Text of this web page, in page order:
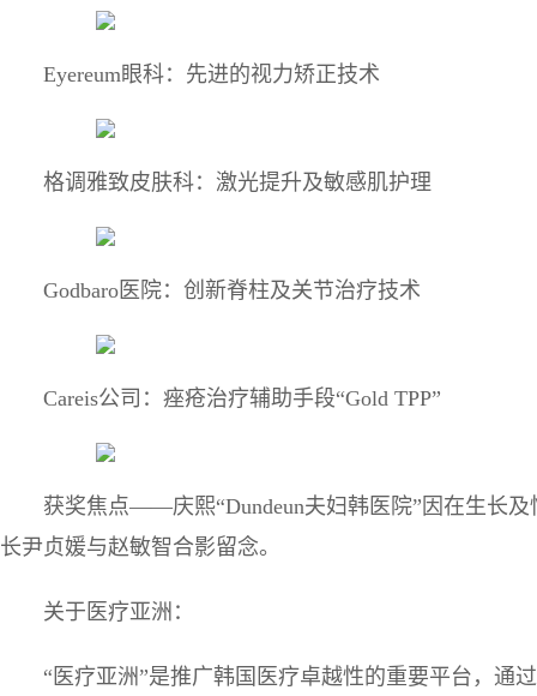
Eyereum眼科：先进的视力矫正技术
格调雅致皮肤科：激光提升及敏感肌护理
Godbaro医院：创新脊柱及关节治疗技术
Careis公司：痤疮治疗辅助手段“Gold TPP”
获奖焦点——庆熙“Dundeun夫妇韩医院”因在生长
长尹贞媛与赵敏智合影留念。
关于医疗亚洲：
“医疗亚洲”是推广韩国医疗卓越性的重要平台，通